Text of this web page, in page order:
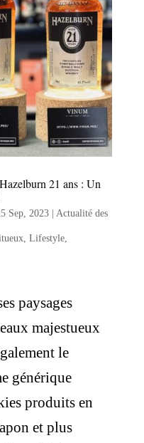
21 ans : Un
Sep, 2023| Actualité des
, Lifestyle,
paysages
majestueux
le
générique
produits en
et plus